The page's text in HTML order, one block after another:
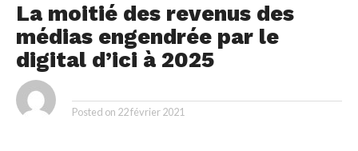
La moitié des revenus des
médias engendrée par le
digital d’ici à 2025
Posted on 22 février 2021